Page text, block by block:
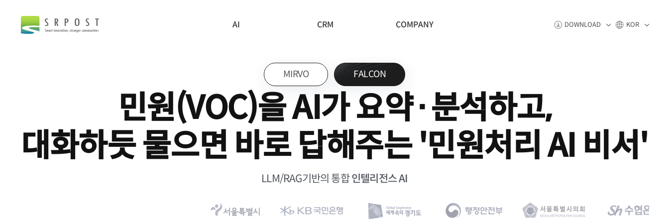
AI CRM COMPANY DOWNLOAD KOR
MIRVO FALCON
민원(VOC)을 AI가 요약·분석하고,
대화하듯 물으면 바로 답해주는 '민원처리 AI 비서'
LLM/RAG기반의 통합인텔리전스 AI